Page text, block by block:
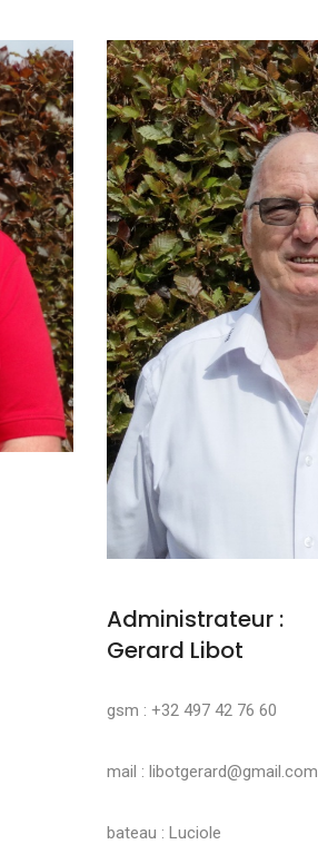
Administrateur :
Gerard Libot
gsm : +32 497 42 76 60
mail : libotgerard@gmail.com
bateau : Luciole